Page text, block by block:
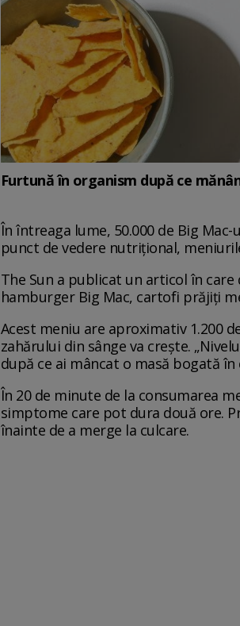
Furtună în organism după ce
În întreaga lume, 50.000 de Big
punct de vedere nutrițional,
The Sun a publicat un articol în
hamburger Big Mac, cartofi prăjiți
Acest meniu are aproximativ 1.200
zahărului din sânge va crește.
după ce ai mâncat o masă bogată
În 20 de minute de la consumarea
simptome care pot dura două ore.
înainte de a merge la culcare.